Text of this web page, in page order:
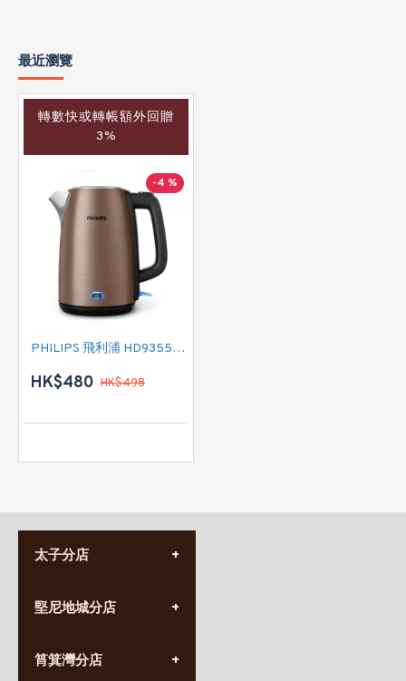
最近瀏覽
轉數快或轉帳額外回贈
3%
-4 %
PHILIPS 飛利浦 HD9355/92 電熱水壺
HK$480 HK$498
太子分店
營業時間:
九龍太子太子道西141號
堅尼地城分店
營業時間:
筲箕灣分店